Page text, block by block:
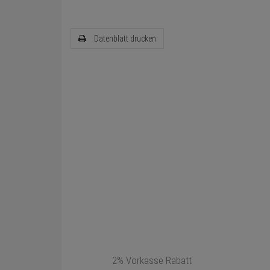
Datenblatt drucken
2% Vorkasse Rabatt